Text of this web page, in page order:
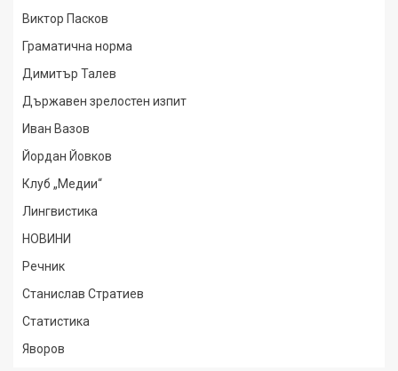
Виктор Пасков
Граматична норма
Димитър Талев
Държавен зрелостен изпит
Иван Вазов
Йордан Йовков
Клуб „Медии“
Лингвистика
НОВИНИ
Речник
Станислав Стратиев
Статистика
Яворов